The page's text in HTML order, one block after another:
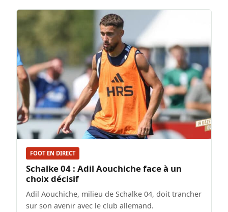
FOOT EN DIRECT
Schalke 04 : Adil Aouchiche face à un
choix décisif
Adil Aouchiche, milieu de Schalke 04, doit trancher
sur son avenir avec le club allemand.